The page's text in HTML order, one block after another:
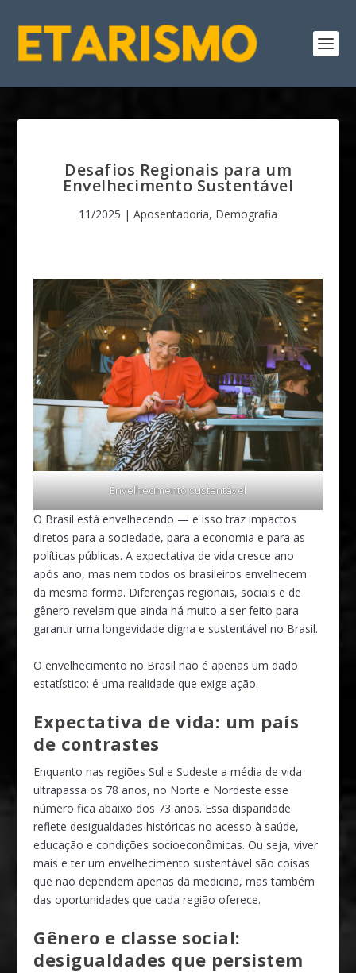
Desafios Regionais para um
Envelhecimento Sustentável
11/2025 | Aposentadoria, Demografia
Envelhecimento sustentável
O Brasil está envelhecendo — e isso traz impactos
diretos para a sociedade, para a economia e para as
políticas públicas. A expectativa de vida cresce ano
após ano, mas nem todos os brasileiros envelhecem
da mesma forma. Diferenças regionais, sociais e de
gênero revelam que ainda há muito a ser feito para
garantir uma longevidade digna e sustentável no Brasil.
O envelhecimento no Brasil não é apenas um dado
estatístico: é uma realidade que exige ação.
Expectativa de vida: um país
de contrastes
Enquanto nas regiões Sul e Sudeste a média de vida
ultrapassa os 78 anos, no Norte e Nordeste esse
número fica abaixo dos 73 anos. Essa disparidade
reflete desigualdades históricas no acesso à saúde,
educação e condições socioeconômicas. Ou seja, viver
mais e ter um envelhecimento sustentável são coisas
que não dependem apenas da medicina, mas também
das oportunidades que cada região oferece.
Gênero e classe social:
desigualdades que persistem